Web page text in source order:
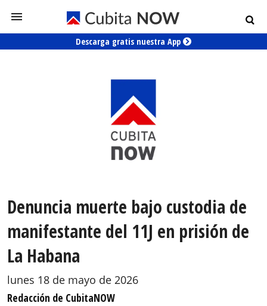
Descarga gratis nuestra App
Denuncia muerte bajo custodia de
manifestante del 11J en prisión de
La Habana
lunes 18 de mayo de 2026
Redacción de CubitaNOW